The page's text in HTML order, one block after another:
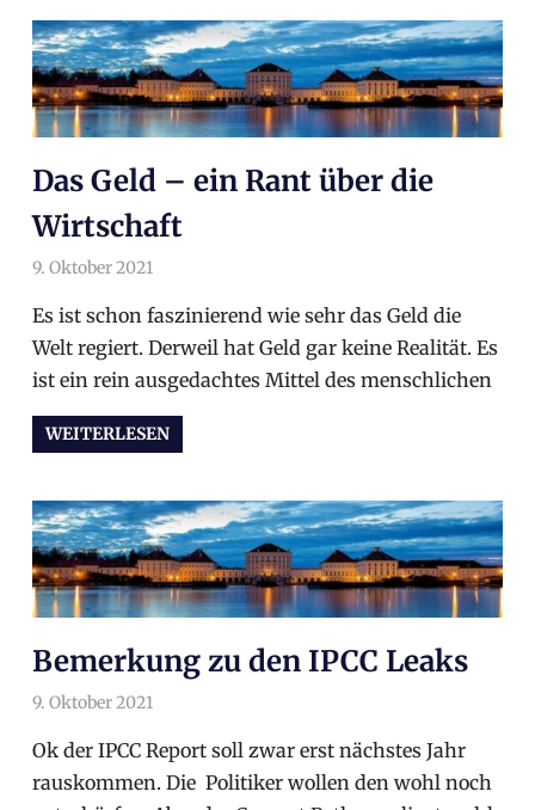
Das Geld – ein Rant über die
Wirtschaft
9. Oktober 2021
Es ist schon faszinierend wie sehr das Geld die
Welt regiert. Derweil hat Geld gar keine Realität. Es
ist ein rein ausgedachtes Mittel des menschlichen
WEITERLESEN
Bemerkung zu den IPCC Leaks
9. Oktober 2021
Ok der IPCC Report soll zwar erst nächstes Jahr
rauskommen. Die Politiker wollen den wohl noch